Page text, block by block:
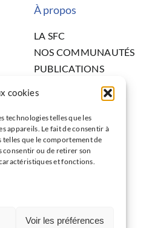
cookies
technologies telles que les
appareils. Le fait de consentir à
que le comportement de
consentir ou de retirer son
et fonctions.
Voir les préférences
À propos
LA SFC
NOS COMMUNAUTÉS
PUBLICATIONS
NOS CONGRÈS
RECHERCHE
PRIX ET BOURSES
FORMATION
OFFRES D’EMPLOI